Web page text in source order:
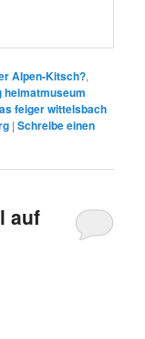
Alpen-Kitsch?,
heimatmuseum
feiger wittelsbach
|Schreibe einen
auf